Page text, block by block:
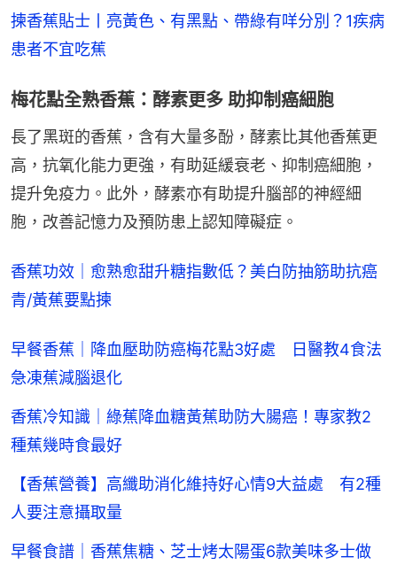
揀香蕉貼士丨亮黃色、有黑點、帶綠有咩分別？1疾病
患者不宜吃蕉
梅花點全熟香蕉：酵素更多 助抑制癌細胞
長了黑斑的香蕉，含有大量多酚，酵素比其他香蕉更
高，抗氧化能力更強，有助延緩衰老、抑制癌細胞，
提升免疫力。此外，酵素亦有助提升腦部的神經細
胞，改善記憶力及預防患上認知障礙症。
香蕉功效｜愈熟愈甜升糖指數低？美白防抽筋助抗癌
青/黃蕉要點揀
早餐香蕉｜降血壓助防癌梅花點3好處 日醫教4食法
急凍蕉減腦退化
香蕉冷知識｜綠蕉降血糖黃蕉助防大腸癌！專家教2
種蕉幾時食最好
【香蕉營養】高纖助消化維持好心情9大益處 有2種
人要注意攝取量
早餐食譜｜香蕉焦糖、芝士烤太陽蛋6款美味多士做